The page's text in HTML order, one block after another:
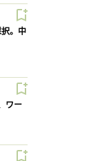
。中
ワー